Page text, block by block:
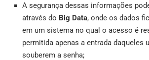
A segurança dessas informações
através do Big Data, onde os dados
em um sistema no qual o acesso é
permitida apenas a entrada daqueles
souberem a senha;